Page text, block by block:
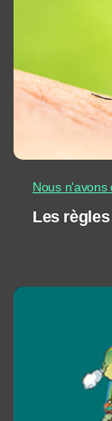
Nous n'avons
Les